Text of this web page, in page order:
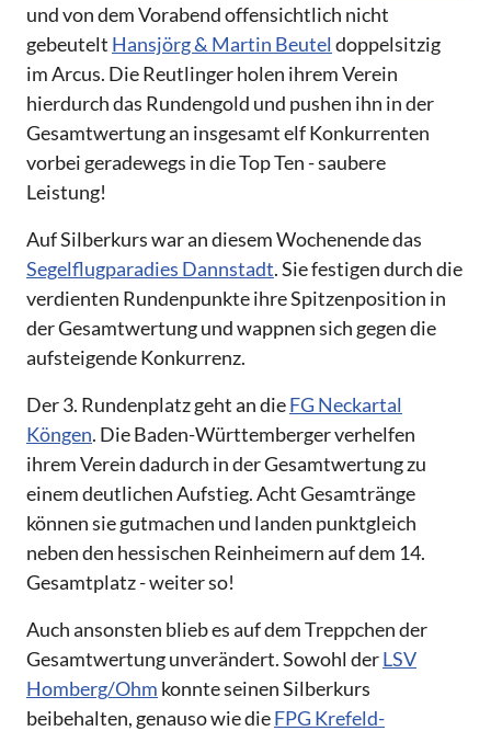
und von dem Vorabend offensichtlich nicht
gebeutelt Hansjörg & Martin Beutel doppelsitzig
im Arcus. Die Reutlinger holen ihrem Verein
hierdurch das Rundengold und pushen ihn in der
Gesamtwertung an insgesamt elf Konkurrenten
vorbei geradewegs in die Top Ten - saubere
Leistung!
Auf Silberkurs war an diesem Wochenende das
Segelflugparadies Dannstadt. Sie festigen durch die
verdienten Rundenpunkte ihre Spitzenposition in
der Gesamtwertung und wappnen sich gegen die
aufsteigende Konkurrenz.
Der 3. Rundenplatz geht an dieFG Neckartal
Köngen. Die Baden-Württemberger verhelfen
ihrem Verein dadurch in der Gesamtwertung zu
einem deutlichen Aufstieg. Acht Gesamtränge
können sie gutmachen und landen punktgleich
neben den hessischen Reinheimern auf dem 14.
Gesamtplatz - weiter so!
Auch ansonsten blieb es auf dem Treppchen der
Gesamtwertung unverändert. Sowohl derLSV
Homberg/Ohm konnte seinen Silberkurs
beibehalten, genauso wie dieFPG Krefeld-